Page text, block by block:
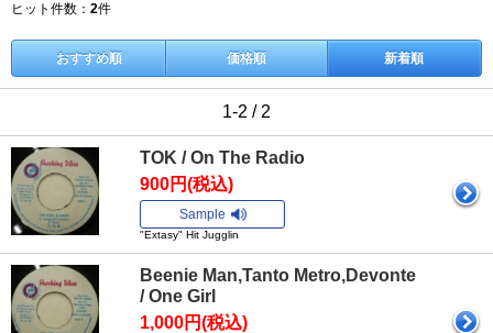
ヒット件数： 2件
おすすめ順 価格順 新着順
1-2 / 2
TOK / On The Radio
900円(税込)
Sample
"Extasy" Hit Jugglin
Beenie Man,Tanto Metro,Devonte
/ One Girl
1,000円(税込)